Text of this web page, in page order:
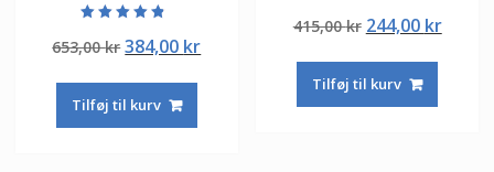
4.50
ud af 5
653,00krDen
pris
var:
384,00 krDen
Tilføj til kurv
5.00
ud af 5
415,00kr Den
pris
var:
244,00 krDen
Tilføj til kurv